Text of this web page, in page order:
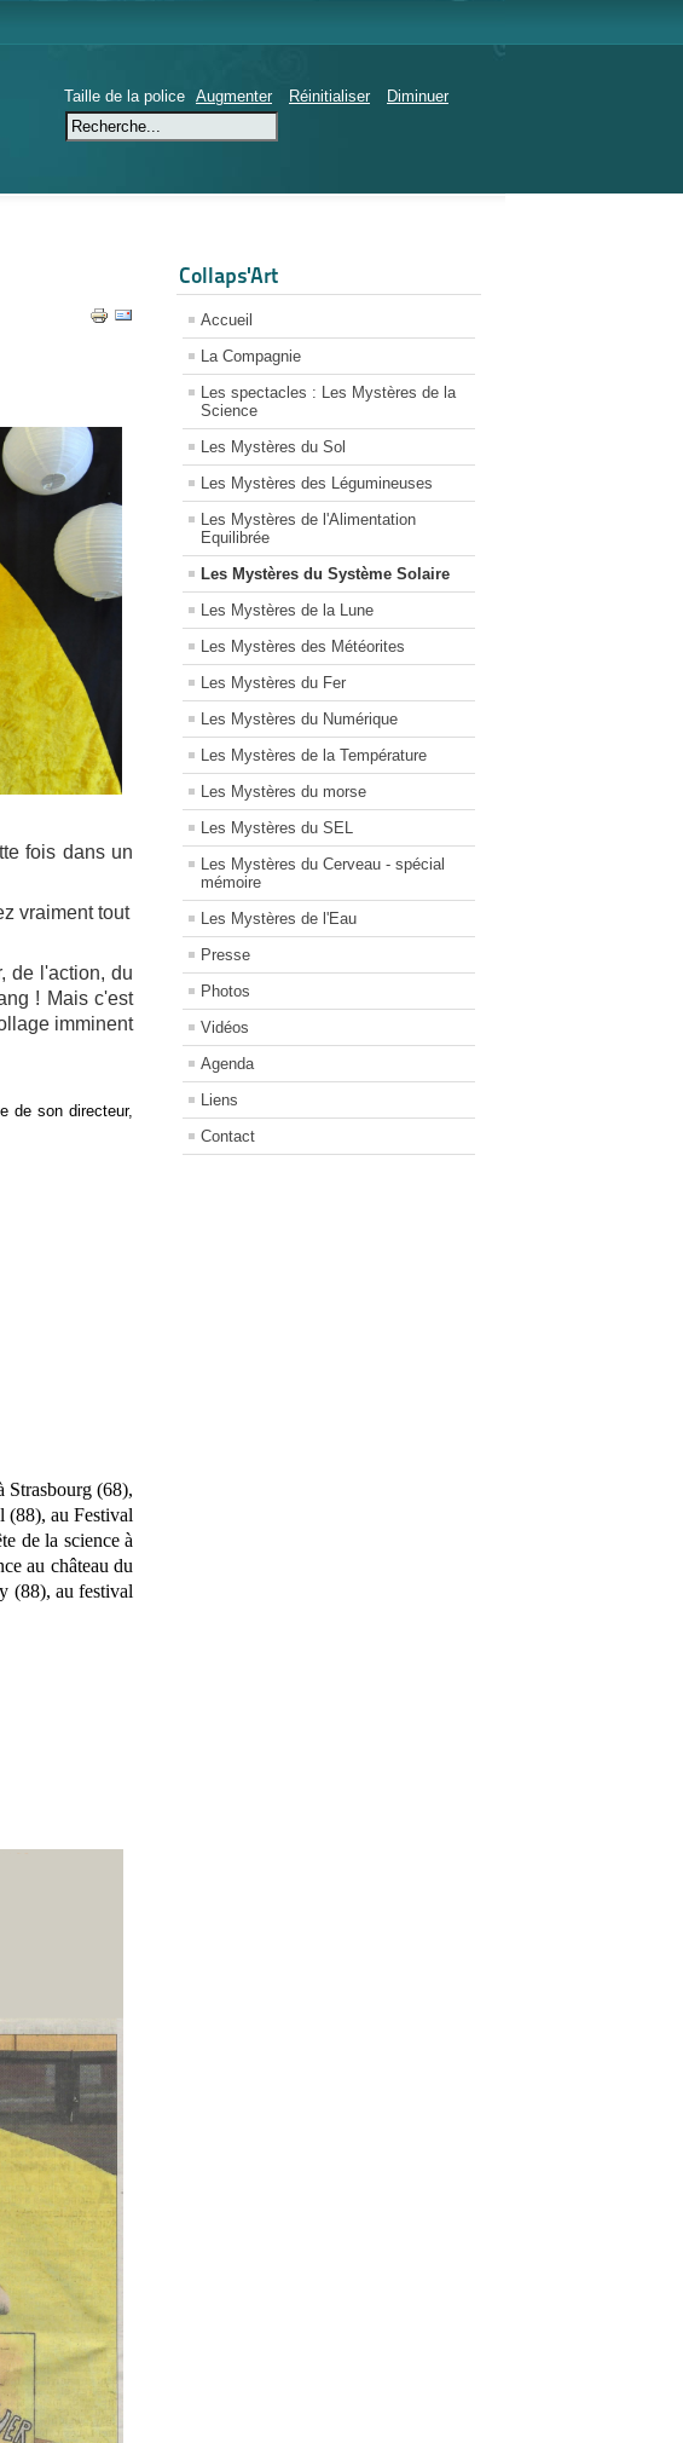
Taille de la police Augmenter Réinitialiser Diminuer
fois dans un
vraiment tout
de l'action, du
! Mais c'est
imminent
de son directeur,
Strasbourg (68),
(88),auFestival
de la science à
au château du
(88), au festival
Collaps'Art
Accueil
La Compagnie
Les spectacles : Les Mystères de la
Science
Les Mystères du Sol
Les Mystères des Légumineuses
Les Mystères de l'Alimentation
Equilibrée
Les Mystères du Système Solaire
Les Mystères de la Lune
Les Mystères des Météorites
Les Mystères du Fer
Les Mystères du Numérique
Les Mystères de la Température
Les Mystères du morse
Les Mystères du SEL
Les Mystères du Cerveau - spécial
mémoire
Les Mystères de l'Eau
Presse
Photos
Vidéos
Agenda
Liens
Contact